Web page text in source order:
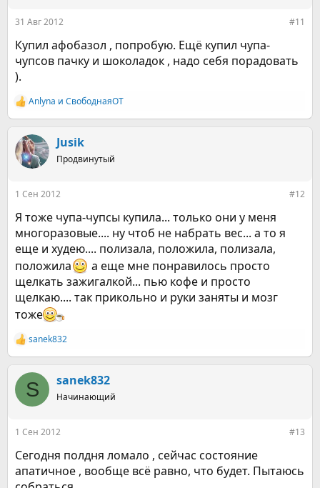
31 Авг 2012 #11
Купил афобазол , попробую. Ещё купил чупа-
чупсов пачку и шоколадок , надо себя порадовать
).
Р
е
к
ц
и
Anlyna и СвободнаяОТ
Jusik
Продвинутый
1 Сен 2012 #12
Я тоже чупа-чупсы купила... только они у меня
многоразовые.... ну чтоб не набрать вес... а то я
еще и худею.... полизала, положила, полизала,
положила
а еще мне понравилось просто
щелкать зажигалкой... пью кофе и просто
щелкаю.... так прикольно и руки заняты и мозг
тоже
Р
е
к
ц
и
sanek832
S sanek832
Начинающий
1 Сен 2012 #13
Сегодня полдня ломало , сейчас состояние
апатичное , вообще всё равно, что будет. Пытаюсь